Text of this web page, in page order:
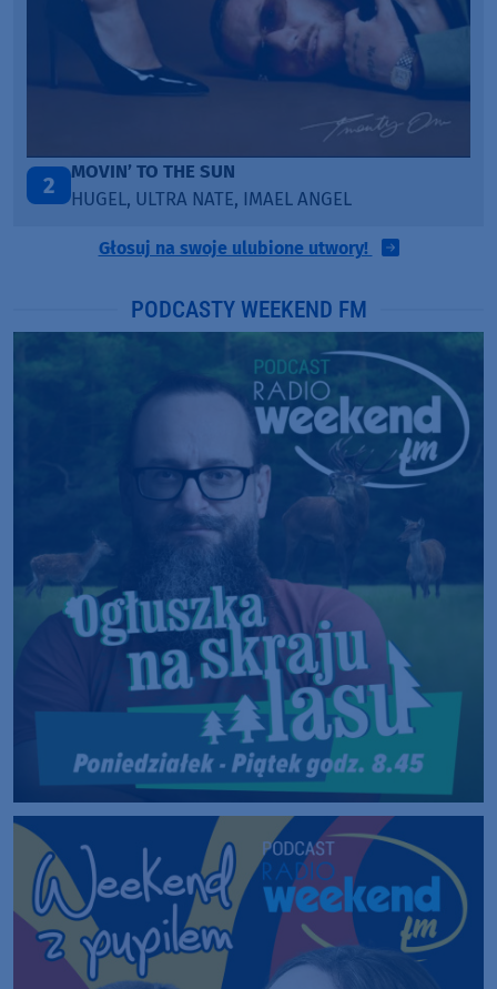
2
MOVIN’ TO THE SUN
HUGEL, ULTRA NATE, IMAEL ANGEL
Głosuj na swoje ulubione utwory!
PODCASTY WEEKEND FM